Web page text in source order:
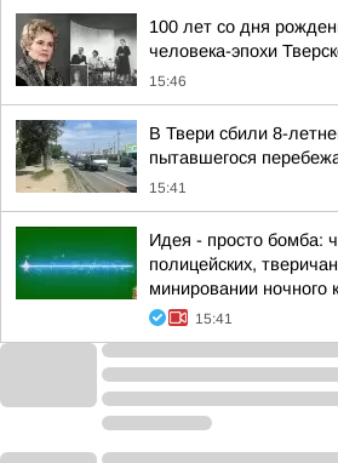
100 лет со дня
человека-эпохи
15:46
В Твери сбили 8-
пытавшегося
15:41
Идея - просто бомба:
полицейских,
минировании ночного
15:41